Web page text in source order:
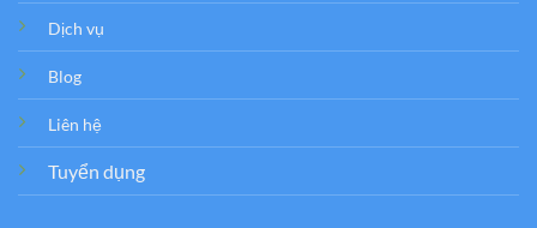
Dịch vụ
Blog
Liên hệ
Tuyển dụng